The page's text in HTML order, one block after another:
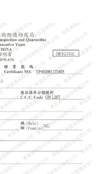
冊。若發現惡意使用之情形，
用額度並採取法律行動。